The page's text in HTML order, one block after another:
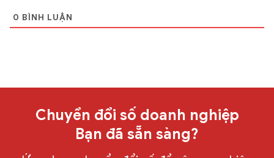
0 BÌNH LUẬN
Chuyển đổi số doanh nghiệp
Bạn đã sẵn sàng?